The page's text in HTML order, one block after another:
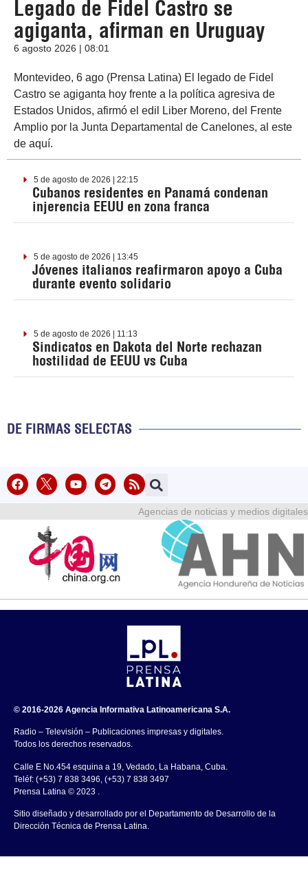
Legado de Fidel Castro se
agiganta, afirman en Uruguay
6 agosto 2026 | 08:01
Montevideo, 6 ago (Prensa Latina) El legado de Fidel
Castro se agiganta hoy frente a la política agresiva de
Estados Unidos, afirmó el edil Liber Moreno, del Frente
Amplio por la Junta Departamental de Canelones, al este
de aquí.
5 de agosto de 2026 | 22:15
Cubanos residentes en Panamá condenan
injerencia EEUU en zona franca
5 de agosto de 2026 | 13:45
Jóvenes italianos reafirmaron apoyo a Cuba
durante evento solidario
5 de agosto de 2026 | 11:13
Sindicatos en Dakota del Norte rechazan
hostilidad de EEUU vs Cuba
DE FIRMAS SELECTAS
Agencias de noticias y medios digitales
© 2016-2026 Agencia Informativa Latinoamericana S.A.
Radio – Televisión – Publicaciones impresas y digitales.
Todos los derechos reservados.
Calle E No.454 esquina a 19, Vedado, La Habana, Cuba.
Teléf: (+53) 7 838 3496, (+53) 7 838 3497
Prensa Latina © 2023 .
Sitio diseñado y desarrollado por el Departamento de Desarrollo de la
Dirección Técnica de Prensa Latina.